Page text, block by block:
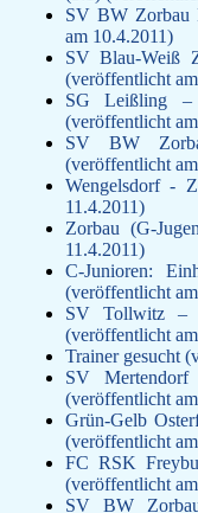
SV BW Zorbau
am 10.4.2011)
SV Blau-Weiß
(veröffentlicht
SG Leißling
(veröffentlicht
SV BW
(veröffentlicht
Wengelsdorf -
11.4.2011)
Zorbau (G-
11.4.2011)
C-Junioren:
(veröffentlicht
SV Tollwitz –
(veröffentlicht
Trainer gesucht
SV
(veröffentlicht
Grün-Gelb
(veröffentlicht
FC RSK
(veröffentlicht
SV BW